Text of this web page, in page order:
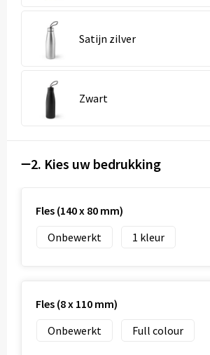
Satijn zilver
Zwart
2. Kies uw bedrukking
Fles (140 x 80 mm)
Onbewerkt
1
Fles (8 x 110 mm)
Onbewerkt
Full colour